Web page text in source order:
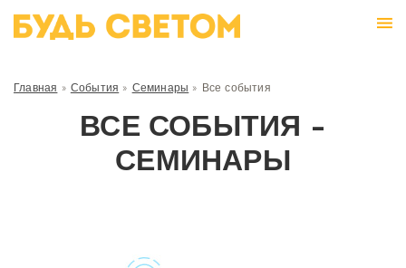
Главная » События » Семинары » Все события
ВСЕ СОБЫТИЯ -
СЕМИНАРЫ